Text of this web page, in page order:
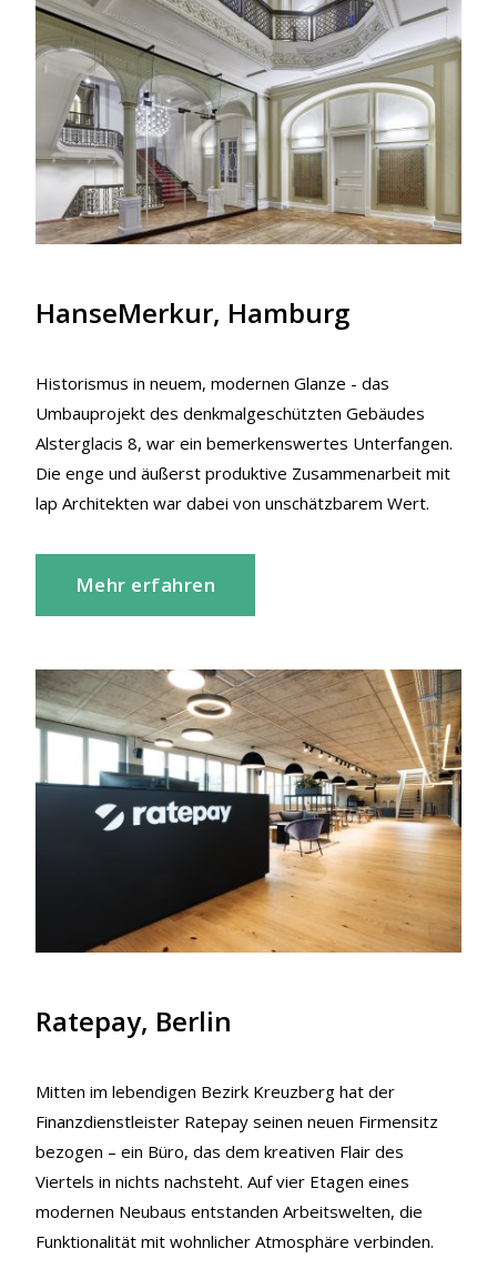
HanseMerkur, Hamburg
Historismus in neuem, modernen Glanze - das
Umbauprojekt des denkmalgeschützten Gebäudes
Alsterglacis 8, war ein bemerkenswertes Unterfangen.
Die enge und äußerst produktive Zusammenarbeit mit
lap Architekten war dabei von unschätzbarem Wert.
Mehr erfahren
Ratepay, Berlin
Mitten im lebendigen Bezirk Kreuzberg hat der
Finanzdienstleister Ratepay seinen neuen Firmensitz
bezogen – ein Büro, das dem kreativen Flair des
Viertels in nichts nachsteht. Auf vier Etagen eines
modernen Neubaus entstanden Arbeitswelten, die
Funktionalität mit wohnlicher Atmosphäre verbinden.